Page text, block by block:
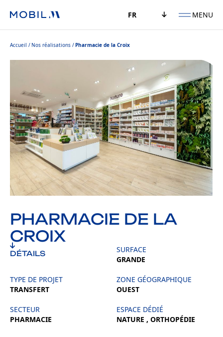
FR MENU
Accueil Nos réalisations Pharmacie de la Croix
PHARMACIE DE LA
CROIX
DÉTAILS
SURFACE
GRANDE
TYPE DE PROJET
TRANSFERT
ZONE GÉOGRAPHIQUE
OUEST
SECTEUR
PHARMACIE
ESPACE DÉDIÉ
NATURE , ORTHOPÉDIE